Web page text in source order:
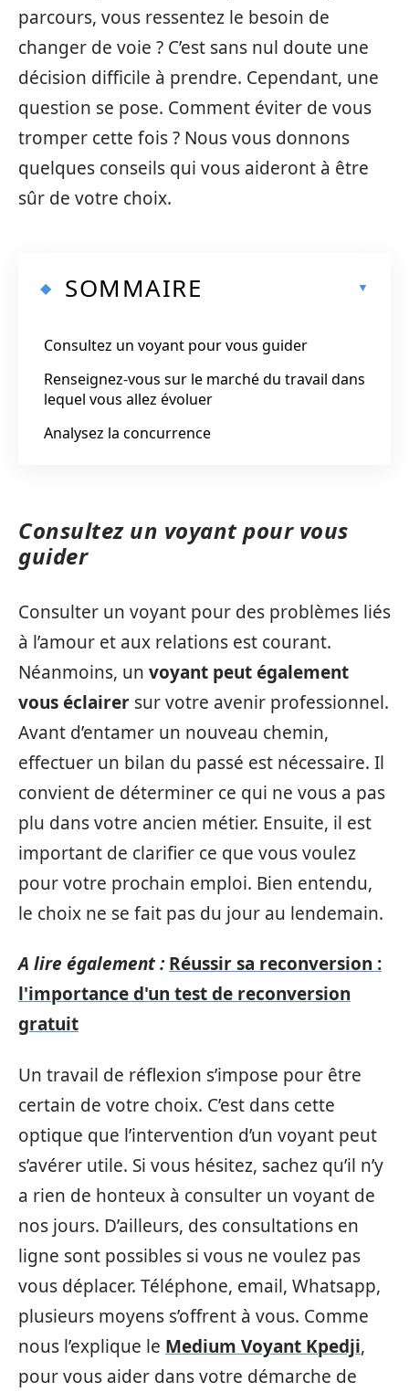
parcours, vous ressentez le besoin de
changer de voie ? C’est sans nul doute une
décision difficile à prendre. Cependant, une
question se pose. Comment éviter de vous
tromper cette fois ? Nous vous donnons
quelques conseils qui vous aideront à être
sûr de votre choix.
SOMMAIRE
Consultez un voyant pour vous guider
Renseignez-vous sur le marché du travail dans
lequel vous allez évoluer
Analysez la concurrence
Consultez un voyant pour vous
guider
Consulter un voyant pour des problèmes liés
à l’amour et aux relations est courant.
Néanmoins, un voyant peut également
vous éclairer sur votre avenir professionnel.
Avant d’entamer un nouveau chemin,
effectuer un bilan du passé est nécessaire. Il
convient de déterminer ce qui ne vous a pas
plu dans votre ancien métier. Ensuite, il est
important de clarifier ce que vous voulez
pour votre prochain emploi. Bien entendu,
le choix ne se fait pas du jour au lendemain.
A lire également : Réussir sa reconversion :
l'importance d'un test de reconversion
gratuit
Un travail de réflexion s’impose pour être
certain de votre choix. C’est dans cette
optique que l’intervention d’un voyant peut
s’avérer utile. Si vous hésitez, sachez qu’il n’y
a rien de honteux à consulter un voyant de
nos jours. D’ailleurs, des consultations en
ligne sont possibles si vous ne voulez pas
vous déplacer. Téléphone, email, Whatsapp,
plusieurs moyens s’offrent à vous. Comme
nous l’explique le Medium Voyant Kpedji,
pour vous aider dans votre démarche de